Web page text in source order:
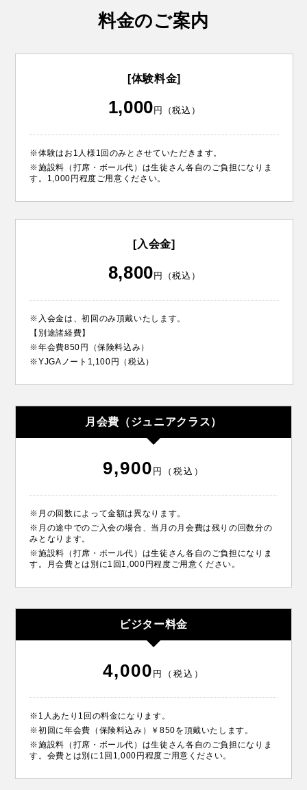
料金のご案内
[体験料金]
1,000円（税込）
※体験はお1人様1回のみとさせていただきます。
※施設料（打席・ボール代）は生徒さん各自のご負担になりま
す。1,000円程度ご用意ください。
[入会金]
8,800円（税込）
※入会金は、初回のみ頂戴いたします。
【別途諸経費】
※年会費850円（保険料込み）
※YJGAノート1,100円（税込）
月会費（ジュニアクラス）
9,900 円（税込）
※月の回数によって金額は異なります。
※月の途中でのご入会の場合、当月の月会費は残りの回数分の
みとなります。
※施設料（打席・ボール代）は生徒さん各自のご負担になりま
す。月会費とは別に1回1,000円程度ご用意ください。
ビジター料金
4,000 円（税込）
※1人あたり1回の料金になります。
※初回に年会費（保険料込み）￥850を頂戴いたします。
※施設料（打席・ボール代）は生徒さん各自のご負担になりま
す。会費とは別に1回1,000円程度ご用意ください。